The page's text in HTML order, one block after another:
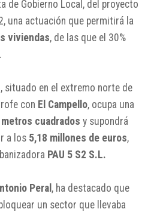
de Gobierno Local, del proyecto
una actuación que permitirá la
viviendas, de las que el 30%
situado en el extremo norte de
con El Campello, ocupa una
cuadrados y supondrá
a los 5,18 millones de euros,
PAU 5 S2 S.L.
Peral , ha destacado que
un sector que llevaba